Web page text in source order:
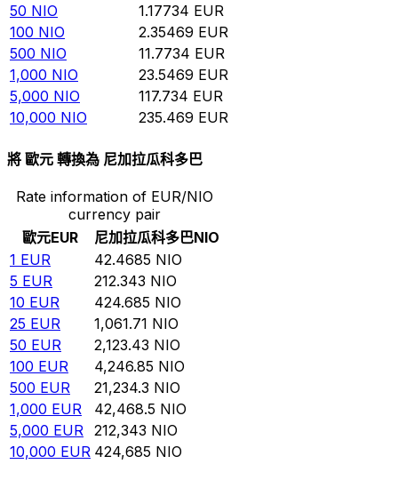
50 NIO 1.17734 EUR
100 NIO 2.35469 EUR
500 NIO 11.7734 EUR
1,000 NIO 23.5469 EUR
5,000 NIO 117.734 EUR
10,000 NIO 235.469 EUR
將 歐元 轉換為 尼加拉瓜科多巴
Rate information of EUR/NIO
currency pair
歐元EUR 尼加拉瓜科多巴NIO
1 EUR 42.4685 NIO
5 EUR 212.343 NIO
10 EUR 424.685 NIO
25 EUR 1,061.71 NIO
50 EUR 2,123.43 NIO
100 EUR 4,246.85 NIO
500 EUR 21,234.3 NIO
1,000 EUR 42,468.5 NIO
5,000 EUR 212,343 NIO
10,000 EUR 424,685 NIO